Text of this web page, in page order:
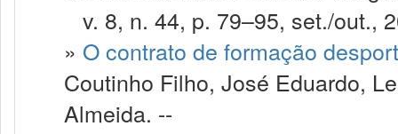
v. 8, n. 44, p. 79–95, set./out.,
» O contrato de formação
Coutinho Filho, José Eduardo,
Almeida. --